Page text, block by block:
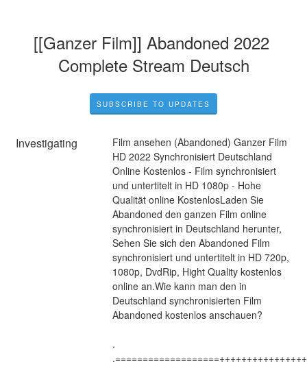
[[Ganzer Film]] Abandoned 2022
Complete Stream Deutsch
SUBSCRIBE TO UPDATES
Investigating
Film ansehen (Abandoned) Ganzer Film
HD 2022 Synchronisiert Deutschland
Online Kostenlos - Film synchronisiert
und untertitelt in HD 1080p - Hohe
Qualität online KostenlosLaden Sie
Abandoned den ganzen Film online
synchronisiert in Deutschland herunter,
Sehen Sie sich den Abandoned Film
synchronisiert und untertitelt in HD 720p,
1080p, DvdRip, Hight Quality kostenlos
online an.Wie kann man den in
Deutschland synchronisierten Film
Abandoned kostenlos anschauen?
.